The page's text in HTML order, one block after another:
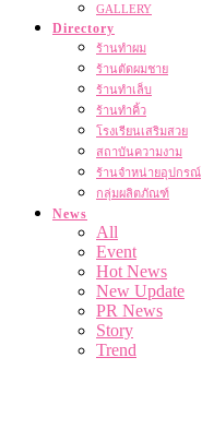
GALLERY
Directory
ร้านทำผม
ร้านตัดผมชาย
ร้านทำเล็บ
ร้านทำคิ้ว
โรงเรียนเสริมสวย
สถาบันความงาม
ร้านจำหน่ายอุปกรณ์
กลุ่มผลิตภัณฑ์
News
All
Event
Hot News
New Update
PR News
Story
Trend